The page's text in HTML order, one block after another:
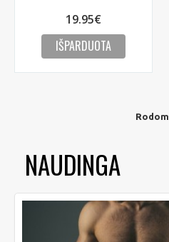
19.95€
IŠPARDUOTA
NAUDINGA